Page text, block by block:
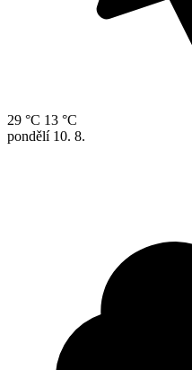
29 °C 13 °C
pondělí 10. 8.